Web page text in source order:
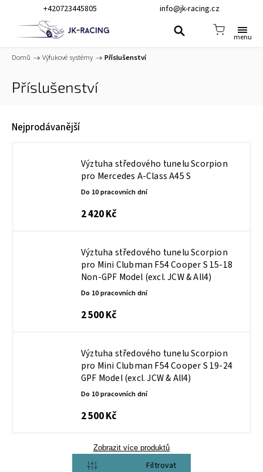
+420723445805 info@jk-racing.cz
Domů / Výfukové systémy / Příslušenství
Příslušenství
Nejprodávanější
Výztuha středového tunelu Scorpion
pro Mercedes A-Class A45 S
Do 10 pracovních dní
2 420 Kč
Výztuha středového tunelu Scorpion
pro Mini Clubman F54 Cooper S 15-18
Non-GPF Model (excl. JCW & All4)
Do 10 pracovních dní
2 500 Kč
Výztuha středového tunelu Scorpion
pro Mini Clubman F54 Cooper S 19-24
GPF Model (excl. JCW & All4)
Do 10 pracovních dní
2 500 Kč
Zobrazit více produktů
Otevřít filtr